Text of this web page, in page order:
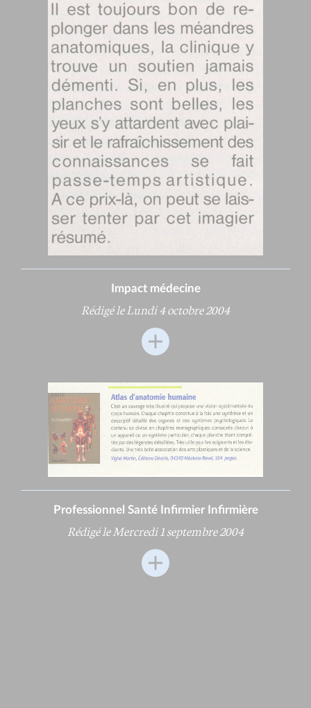
Impact médecine
Rédigé le Lundi 4 octobre 2004
Professionnel Santé Infirmier Infirmière
Rédigé le Mercredi 1 septembre 2004